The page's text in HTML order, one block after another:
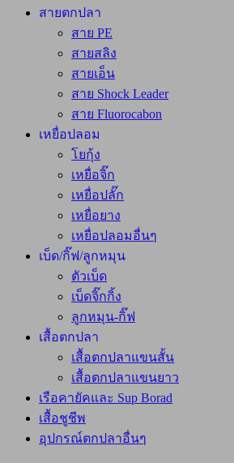
สายตกปลา
สาย PE
สายสลิง
สายเอ็น
สาย Shock Leader
สาย Fluorocabon
เหยื่อปลอม
โยกุ้ง
เหยื่อจิ๊ก
เหยื่อปลั๊ก
เหยื่อยาง
เหยื่อปลอมอื่นๆ
เบ็ด/กิ๊ฟ/ลูกหมุน
ตัวเบ็ด
เบ็ดจิ๊กกิ้ง
ลูกหมุน-กิ๊ฟ
เสื้อตกปลา
เสื้อตกปลาแขนสั้น
เสื้อตกปลาแขนยาว
เรือคายัคและ Sup Borad
เสื้อชูชีพ
อุปกรณ์ตกปลาอื่นๆ